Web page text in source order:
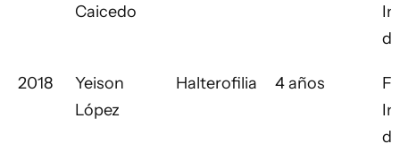
Caicedo
2018
Yeison
López
Halterofilia 4 años